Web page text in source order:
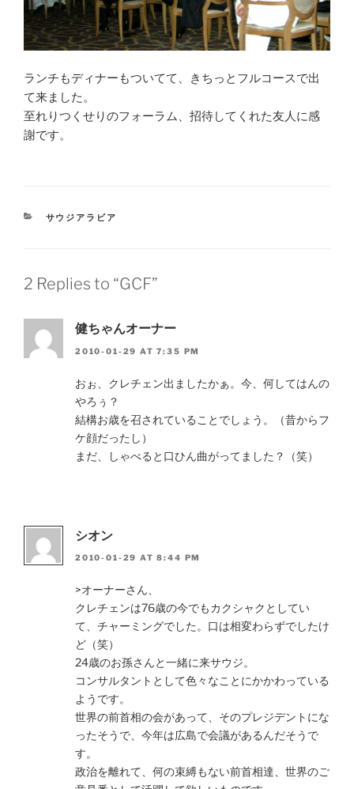
ランチもディナーもついてて、きちっとフルコースで出
て来ました。
至れりつくせりのフォーラム、招待してくれた友人に感
謝です。
CATEGORIES
サウジアラビア
2 Replies to “GCF”
健ちゃんオーナー
2010-01-29 AT 7:35 PM
おぉ、クレチェン出ましたかぁ。今、何してはんの
やろぅ？
結構お歳を召されていることでしょう。（昔からフ
ケ顔だったし）
まだ、しゃべると口ひん曲がってました？（笑）
シオン
2010-01-29 AT 8:44 PM
>オーナーさん、
クレチェンは76歳の今でもカクシャクとしてい
て、チャーミングでした。口は相変わらずでしたけ
ど（笑）
24歳のお孫さんと一緒に来サウジ。
コンサルタントとして色々なことにかかわっている
ようです。
世界の前首相の会があって、そのプレジデントにな
ったそうで、今年は広島で会議があるんだそうで
す。
政治を離れて、何の束縛もない前首相達、世界のご